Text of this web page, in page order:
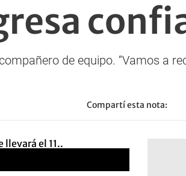
de equipo. “Vamos a
Compartí esta nota: